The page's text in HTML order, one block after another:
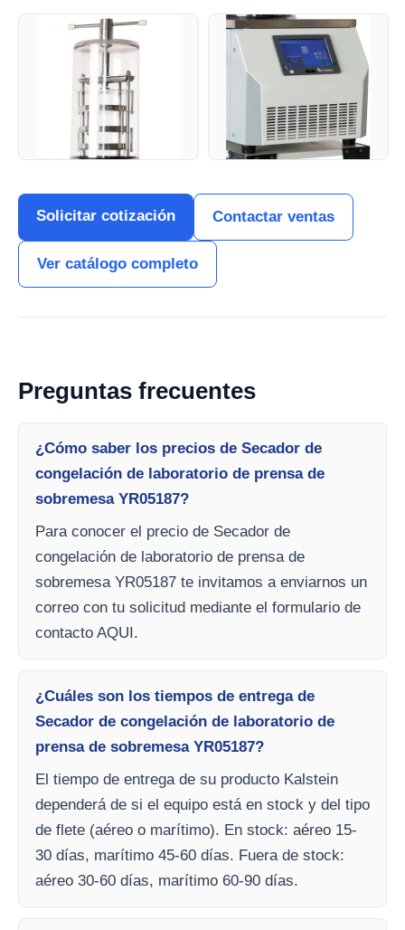
Solicitar cotización Contactar ventas
Ver catálogo completo
Preguntas frecuentes
¿Cómo saber los precios de Secador de
congelación de laboratorio de prensa de
sobremesa YR05187?
Para conocer el precio de Secador de
congelación de laboratorio de prensa de
sobremesa YR05187 te invitamos a enviarnos un
correo con tu solicitud mediante el formulario de
contacto AQUI.
¿Cuáles son los tiempos de entrega de
Secador de congelación de laboratorio de
prensa de sobremesa YR05187?
El tiempo de entrega de su producto Kalstein
dependerá de si el equipo está en stock y del tipo
de flete (aéreo o marítimo). En stock: aéreo 15-
30 días, marítimo 45-60 días. Fuera de stock:
aéreo 30-60 días, marítimo 60-90 días.